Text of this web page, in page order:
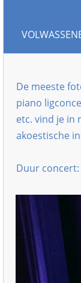
​De meeste
piano
etc. vind je in
akoestische
Duur